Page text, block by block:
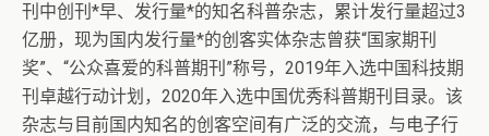
刊中创刊*早、发行量*的知名科普杂志，累计发行量超过3
亿册，现为国内发行量*的创客实体杂志曾获“国家期刊
奖”、“公众喜爱的科普期刊”称号，2019年入选中国科技期
刊卓越行动计划，2020年入选中国优秀科普期刊目录。该
杂志与目前国内知名的创客空间有广泛的交流，与电子行